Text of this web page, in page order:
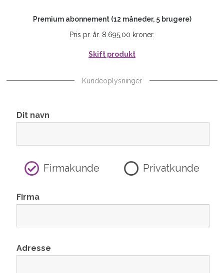
Premium abonnement (12 måneder, 5 brugere)
Pris pr. år. 8.695,00 kroner.
Skift produkt
Kundeoplysninger
Dit navn
Firmakunde Privatkunde
Firma
Adresse